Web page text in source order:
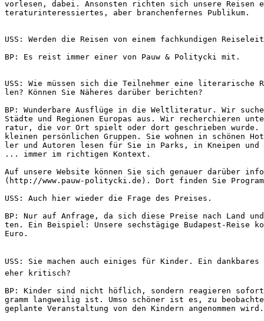
vorlesen, dabei. Ansonsten richten sich unsere
teraturinteressiertes, aber branchenfernes Publikum.
USS: Werden die Reisen von einem fachkundigen
BP: Es reist immer einer von Pauw & Politycki mit.
USS: Wie müssen sich die Teilnehmer eine literarische
len? Können Sie Näheres darüber berichten?
BP: Wunderbare Ausflüge in die Weltliteratur. Wir
Städte und Regionen Europas aus. Wir recherchieren
ratur, die vor Ort spielt oder dort geschrieben
kleinen persönlichen Gruppen. Sie wohnen in schönen
ler und Autoren lesen für Sie in Parks, in Kneipen und
... immer im richtigen Kontext.
Auf unsere Website können Sie sich genauer darüber
(http://www.pauw-politycki.de). Dort finden Sie
USS: Auch hier wieder die Frage des Preises.
BP: Nur auf Anfrage, da sich diese Preise nach Land
ten. Ein Beispiel: Unsere sechstägige Budapest-Reise
Euro.
USS: Sie machen auch einiges für Kinder. Ein dankbares
eher kritisch?
BP: Kinder sind nicht höflich, sondern reagieren
gramm langweilig ist. Umso schöner ist es, zu
geplante Veranstaltung von den Kindern angenommen wird.